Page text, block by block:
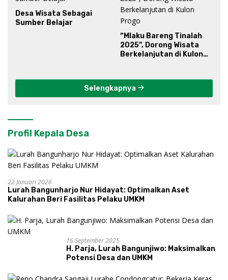
Desa Wisata Sebagai
Sumber Belajar
“Mlaku Bareng Tinalah
2025”, Dorong Wisata
Berkelanjutan di Kulon
Selengkapnya
Profil Kepala Desa
22 Januari 2026
Lurah Bangunharjo Nur Hidayat: Optimalkan Aset
Kalurahan Beri Fasilitas Pelaku UMKM
16 September 2025
H. Parja, Lurah Bangunjiwo: Maksimalkan
Potensi Desa dan UMKM